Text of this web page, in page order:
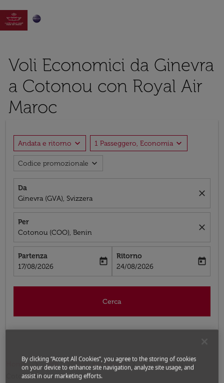

Voli Economici da Ginevra
a Cotonou con Royal Air
Maroc
Andata e ritorno expand_more 1 Passeggero, Economia expand_more
Codice promozionale expand_more
Da
Ginevra (GVA), Svizzera
close
Per
Cotonou (COO), Benin
close
Partenza
fc-booking-departure-date-aria-label
17/08/2026
today
Ritorno
fc-booking-return-date-aria-label
24/08/2026
today
Cerca
Home Voli Voli per Benin
Voli Ginevra -
Cotonou
By clicking “Accept All Cookies”, you agree to the storing of cookies
on your device to enhance site navigation, analyze site usage, and
assist in our marketing efforts.